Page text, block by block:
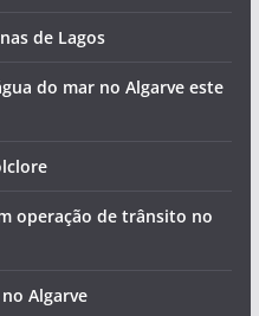
de Lagos
do mar no Algarve este
operação de trânsito no
Algarve